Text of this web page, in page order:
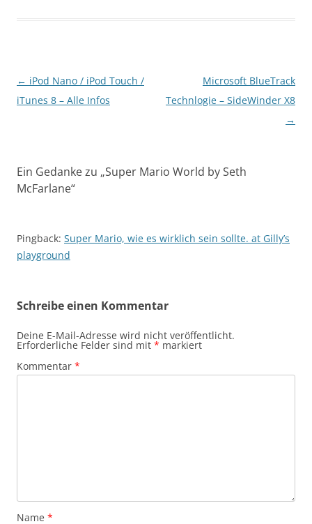
Beitragsnavigation
← iPod Nano / iPod Touch /
iTunes 8 – Alle Infos
Microsoft BlueTrack
Technlogie – SideWinder X8
→
Ein Gedanke zu „Super Mario World by Seth
McFarlane“
Pingback: Super Mario, wie es wirklich sein sollte. at Gilly’s
playground
Schreibe einen Kommentar
Deine E-Mail-Adresse wird nicht veröffentlicht.
Erforderliche Felder sind mit * markiert
Kommentar *
Name *